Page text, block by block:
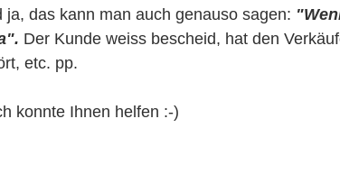
das kann man auch genauso sagen:
Der Kunde weiss bescheid, hat den
etc. pp.
konnte Ihnen helfen :-)